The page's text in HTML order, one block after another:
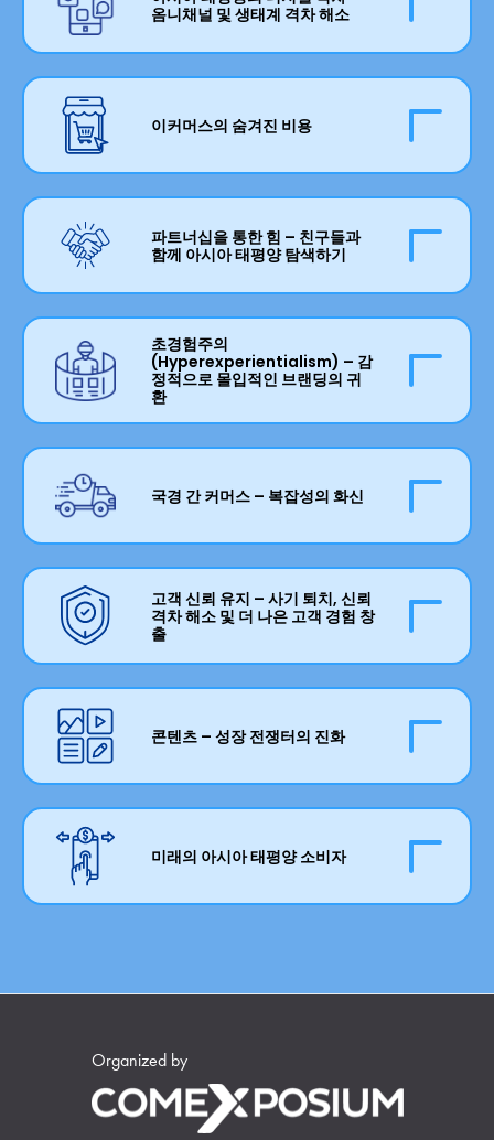
하는 것입니까, 아니면 위험을 감수하는 것입니까?
마진 관리와 경쟁력 유지 사이의 균형은 무엇입니
나 크게 다른지 알 수 있습니다. 그 결과 국가, 언어,
소득 수준 및 제품 등 다양한 범주에 걸쳐 다른 고
객 행동이 나타납니다. 이는 아시아 태평양 전역의
알고리즘, AI 및 기술 스택 진화의 불균등한 속도로
인한 검색 및 발견 혼란으로 더욱 악화됩니다. 브랜
드는 또한 ChatGPT와 같은 LLM을 사용하여 새로
을 생각해야 합니다. 이는 다음과 같은 질문을 던집
니다 – 새로운 제품과 브랜드는 어떻게 청중을 찾
을 것입니까? 소비자가 다음 대세를 발견하는 방법
을 제어할 것입니까? 아시아 태평양을 해독하는 것
은 단순히 알고리즘을 해킹하는 방법을 찾는 것을
의미합니까?
이 플랫폼에서 더 많은 시간을 보낼수록 더 많은 수
익을 창출할 수 있습니다. 그래서 고객은 같은 곳에
에 대한 할부 계획을 신청할 수 있습니다. 미래의
할인을 추구하며 매일 체크인하여 포인트를 받고
싶으신가요? 브랜딩과 리뎀션 바우처를 기꺼이 제
공하는 미니 게임을 즐기고 싶으신가요? 이 모든
것이 슈퍼 앱으로 가능합니다. 특히 동남아시아에
서 QR 결제의 폭발적 증가와 결합하면 이전에는
별개였던 기능을 단일 플랫폼으로 결합하는 레시
옴니채널 및 생태계 격차 해소
장 기능이 풍부한 리테일 여정 중 하나입니다. 동남
아시아와 같은 지역은 QR 결제와 같은 기술 혁신
의 온상이며, 새로운 기능을 시장에 출시하는 경쟁
에서 선진 시장을 앞지르고 있습니다. 그러나 이러
한 의심할 여지 없는 디지털 정교함과 화려함에도
불구하고, 아시아 태평양 지역의 옴니채널 리테일
은 미국과 같은 곳에 비해 훨씬 뒤처져 있습니다.
온라인 여정의 세련됨과 고객이 좋아하는 브랜드
와 만나는 오프라인 접점 사이에는 단절이 있습니
으면 리테일러는 로열티와 수익성을 구축하려는
노력에 공백을 남기게 됩니다. 백엔드에서는 많은
회사가 여전히 오프라인과 온라인 활동 사이에 데
다. 전망은 여전히 긍정적입니다 – 아시아 태평양
리테일러는 놀라운 옴니채널 리테일 경험을 구축
할 잠재력을 가지고 있습니다. 거기에 도달하려면
무엇을 해야 합니까?
이커머스의 숨겨진 비용
한국에서는 모든 리테일 거래의 50%가 온라인으
로 이루어집니다. 인도에서는 휴대폰 충전기가 10
분 이내에 배송됩니다. 필리핀 법은 이커머스 구매
15일 무료 반품을 허용합니다. 고객에게는 훌륭하
게 들리지 않나요? 그러나 아시아 태평양 전역의
기업에서 이커머스 채택과 관련하여 숨겨진 비용
테일 인접 공간에서는 놀라운 수준의 경쟁이 있으
며, 제품 반품을 조직하고 처리하는 데 필요한 지출
(재판매를 위해 구출하려고 노력하면서)은 이커머
스 채택의 실제 비용이 때때로 엄청날 수 있음을 의
미합니다. 고객이 무료(그리고 더 빠른) 배송을 요
구하고 있으며, 인도네시아 및 필리핀과 같은 많은
아시아 태평양 국가는 수천 개의 섬과 산악 지형으
로 엄청난 물류 과제를 제기하는 가운데, 이러한 속
도에 대한 요구는 지속 불가능합니까? 인도 이외의
리고 마지막으로 중요한 것은, 이커머스가 계속해
서 리테일을 민주화할 것인지, 아니면 서서히 대형
플레이어만의 영역이 될 것인지입니다.
파트너십을 통한 힘 – 친구들과
함께 아시아 태평양 탐색하기
세계는 현재 1980년대 냉전 시대 이후 볼 수 없었던
수준으로 긴장을 고조시킨 지정학적 도전에 직면
하고 있습니다. 아시아 태평양 전역의 많은 리테일
러에게 확장, 성장 및 수익성은 여전히 불변의 목표
인 가운데, 새로운 고객과 파트너를 찾기 위해 내부
와 지역 내를 살펴보는 추세가 있습니다. 이 용감한
신세계에서 협업이 핵심이며, 리테일러는 더 이상
동료를 오로지 경쟁의 렌즈를 통해서만 보지 않습
는 움직임은 또한 라이센싱, 머천다이징 및 제품 크
로스오버와 같은 수익 창출을 위한 새로운 길을 열
었습니다. 합작 투자는 새로운 것이 아니지만, 아시
아 태평양 리테일러는 전 세계적 충격으로부터 스
스로를 보호하기 위해 이 개념을 완전히 새로운 수
준으로 끌어올릴 수 있습니다.
초경험주의
(Hyperexperientialism) – 감
정적으로 몰입적인 브랜딩의 귀
환
여러 국가의 메가몰은 리테일 관광의 목적지가 되
고 있으며, 많은 곳이 인스타그램에 올릴 만한 테마
파크처럼 보입니다. 브랜드는 다른 곳에서는 찾을
수 없는 새롭고 매력적인 경험을 제공하는 '내일의
매장'에 대한 자체 해석을 출시하고 있습니다. 레이
아웃부터 장식 및 디자인에 이르기까지 모든 것이
신중하게 검토되고 최적화되고 있습니다. 리테일
여정에서 더 많은 감정적 참여에 대한 욕구와 감사
중을 위해 점점 더 감정적인 접점을 만들 기회를 즐
기고 있습니다. 이 트렌드는 지속될 것입니까, 아니
면 단지 일시적인 유행입니까?
국경 간 커머스 – 복잡성의 화신
새로운 시장을 찾는 리테일러에게 엄청난 장벽을
만듭니다. 국경 도시 커머스는 소비자가 쇼핑할 때
지속적으로 가치를 찾음에 따라 상황을 더욱 복잡
하게 만듭니다. 예를 들어 조호르바루와 싱가포르,
또는 선전과 홍콩 간의 경쟁이 있습니다. 새로운 지
역으로 운영을 확장하려고 할 때 리테일러는 무엇
을 찾습니까? 우선순위는 전체 파트너를 찾는 것입
니까, 아니면 유통을 위한 소싱 에이전트를 찾는 것
입니까? 혼자서 해야 합니까? 현지화된 존재를 갖
는 것이 브랜드를 희석시킵니까? 이러한 어려운 대
화는 모두 경쟁과 협업의 교차점에서 일어나고 있
습니다. 현재와 미래는 모두에게 무엇을 예고합니
까?
고객 신뢰 유지 – 사기 퇴치, 신뢰
격차 해소 및 더 나은 고객 경험 창
출
의 많은 부분이 온라인으로 비즈니스를 수행함에
따라 그 위험은 확대됩니다. 대중의 사이버 보안 지
식은 여전히 최적 수준 이하이며, 사기 계획, 스캠
및 비윤리적인 AI 응용 프로그램이 두려움과 불신
의 분위기를 조성하고 있습니다. 위조 제품, 가짜 판
매자 및 가짜 상품으로 인해 이러한 분위기는 더욱
악화됩니다. 이러한 문제를 해결하기 위해 리테일
러, 공급업체 및 플랫폼이 충분히 노력하고 있는지
에 대한 의문이 남아 있습니다. 더 엄격한 보안 프
차를 해소하는 데 주도적인 역할을 해야 합니까?
콘텐츠 – 성장 전쟁터의 진화
시간이 짧아지고 콘텐츠가 이에 맞춰 진화함에 따
라 더 많은 고객이 조사 및 추천을 한입 크기의 클
립으로 대체하고 있으며, 이는 사용자 생성 콘텐츠
와 인플루언서 생태계에 의해 발견이 주도됨에 따
용에 대한 대중과 전통적인 크리에이티브의 반발
을 초래하고 있습니다. 오늘날 콘텐츠의 상태는
Gen AI와 크리에이티브 간의 전투로 변모하는 것
미래의 아시아 태평양 소비자
함에 따라 리테일 세계에 대한 그들의 영향력은 더
닌 알고리즘에 더 충성스러운 미래의 아시아 태평
양 소비자는 '가치'가 무엇을 의미하는지 재정의하
고 있습니다 – 이는 단순히 가격에 관한 것이 아니
라 감정적으로 몰입적인 브랜딩부터 고객 경험, 그
Organized by